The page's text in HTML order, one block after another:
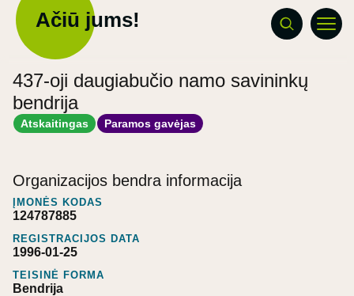
Ačiū jums!
437-oji daugiabučio namo savininkų
bendrija
Atskaitingas Paramos gavėjas
Organizacijos bendra informacija
ĮMONĖS KODAS
124787885
REGISTRACIJOS DATA
1996-01-25
TEISINĖ FORMA
Bendrija